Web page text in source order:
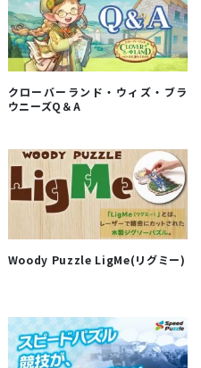
クローバーランド・ウィズ・ブラ
ウニーズQ＆A
Woody Puzzle LigMe(リグミー)